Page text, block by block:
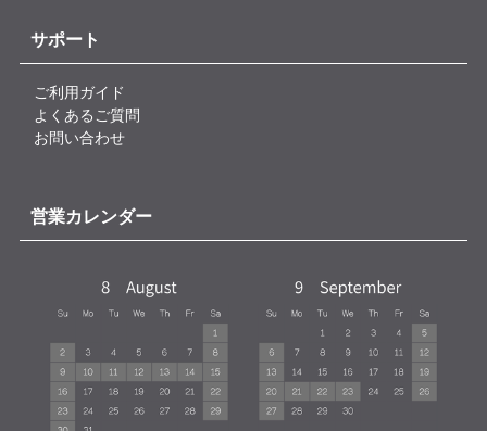
サポート
ご利用ガイド
よくあるご質問
お問い合わせ
営業カレンダー